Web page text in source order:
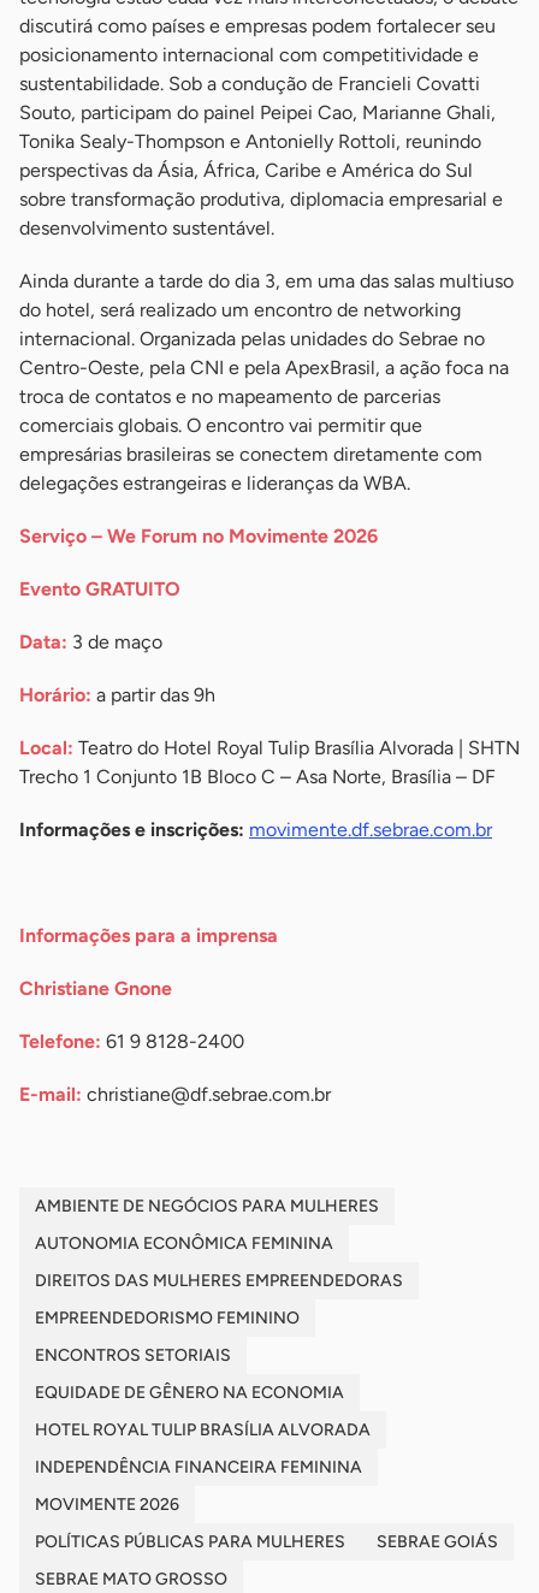
discutirá como países e empresas podem fortalecer seu
posicionamento internacional com competitividade e
sustentabilidade. Sob a condução de Francieli Covatti
Souto, participam do painel Peipei Cao, Marianne Ghali,
Tonika Sealy-Thompson e Antonielly Rottoli, reunindo
perspectivas da Ásia, África, Caribe e América do Sul
sobre transformação produtiva, diplomacia empresarial e
desenvolvimento sustentável.
Ainda durante a tarde do dia 3, em uma das salas multiuso
do hotel, será realizado um encontro de networking
internacional. Organizada pelas unidades do Sebrae no
Centro-Oeste, pela CNI e pela ApexBrasil, a ação foca na
troca de contatos e no mapeamento de parcerias
comerciais globais. O encontro vai permitir que
empresárias brasileiras se conectem diretamente com
delegações estrangeiras e lideranças da WBA.
Serviço – We Forum no Movimente 2026
Evento GRATUITO
Data: 3 de maço
Horário: a partir das 9h
Local: Teatro do Hotel Royal Tulip Brasília Alvorada | SHTN
Trecho 1 Conjunto 1B Bloco C – Asa Norte, Brasília – DF
Informações e inscrições: movimente.df.sebrae.com.br
Informações para a imprensa
Christiane Gnone
Telefone: 61 9 8128-2400
E-mail: christiane@df.sebrae.com.br
AMBIENTE DE NEGÓCIOS PARA MULHERES
AUTONOMIA ECONÔMICA FEMININA
DIREITOS DAS MULHERES EMPREENDEDORAS
EMPREENDEDORISMO FEMININO
ENCONTROS SETORIAIS
EQUIDADE DE GÊNERO NA ECONOMIA
HOTEL ROYAL TULIP BRASÍLIA ALVORADA
INDEPENDÊNCIA FINANCEIRA FEMININA
MOVIMENTE 2026
POLÍTICAS PÚBLICAS PARA MULHERES
SEBRAE GOIÁS
SEBRAE MATO GROSSO